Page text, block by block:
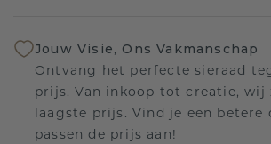
Jouw Visie, Ons Vakmanschap
Ontvang het perfecte sieraad
prijs. Van inkoop tot creatie, wij
laagste prijs. Vind je een betere
passen de prijs aan!